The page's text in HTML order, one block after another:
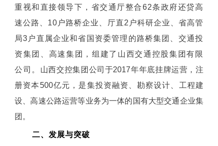
重视和直接领导下，省交通厅整合62条政府还贷高
速公路、10户路桥企业、厅直2户科研企业、省高管
局3户直属企业和省国资委管理的路桥集团、交通投
资集团、高速集团，组建了山西交通控股集团有限
公司。 山西交控集团公司于2017年年底挂牌运营，注
册资本500亿元，是集投资融资、勘察设计、工程建
设、高速公路运营等业务为一体的国有大型交通企业集
团。
二、发展与突破